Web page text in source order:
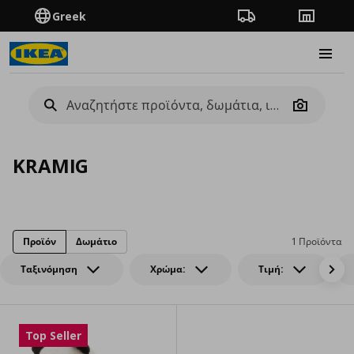
Greek Πορεία παραγγελίας
Camera
KRAMIG
Ταξινόμηση Χρώμα: Τιμή:
1 Προϊόντα
Προϊόν Δωμάτιο
Top Seller